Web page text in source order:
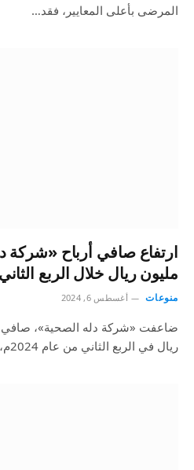
المرضى بأعلى المعايير، فقد…
مليون ريال خلال الربع الثاني
منوعات أغسطس 6, 2024
ريال في الربع الثاني من عام 2024م، مقارنة بـ 53…